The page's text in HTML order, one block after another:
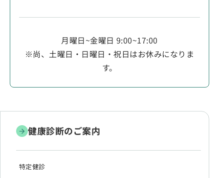
月曜日~金曜日 9:00~17:00
※尚、土曜日・日曜日・祝日はお休みになりま
す。
健康診断のご案内
特定健診